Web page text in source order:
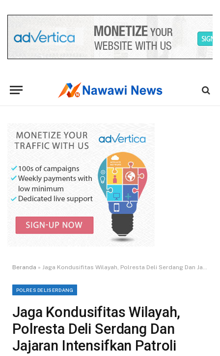
Beranda » Jaga Kondusifitas Wilayah, Polresta Deli Serdang Dan Jajaran Intensifkan Patroli Malam Hari
POLRES DELISERDANG
Jaga Kondusifitas Wilayah,
Polresta Deli Serdang Dan
Jajaran Intensifkan Patroli